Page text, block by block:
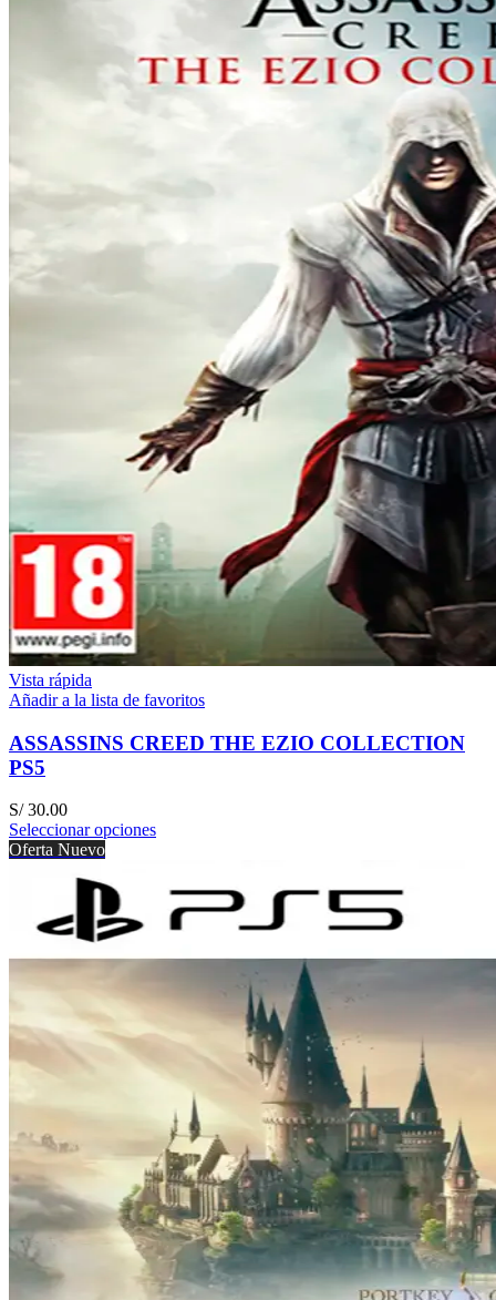
Vista rápida
Añadir a la lista de favoritos
ASSASSINS CREED THE EZIO COLLECTION
PS5
S/30.00
Seleccionar opciones
Oferta Nuevo